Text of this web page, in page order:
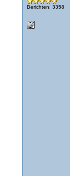
Berichten: 3358